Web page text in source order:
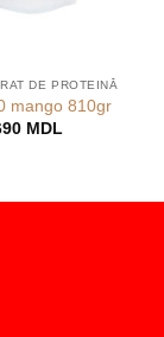
DE PROTEINĂ
mango 810gr
MDL